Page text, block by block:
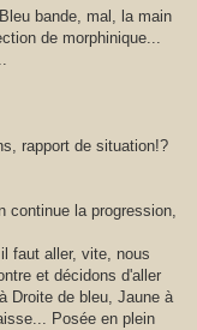
bande, mal, la main
de morphinique...
rapport de situation!?
continue la progression,
faut aller, vite, nous
et décidons d'aller
Droite de bleu, Jaune à
Posée en plein